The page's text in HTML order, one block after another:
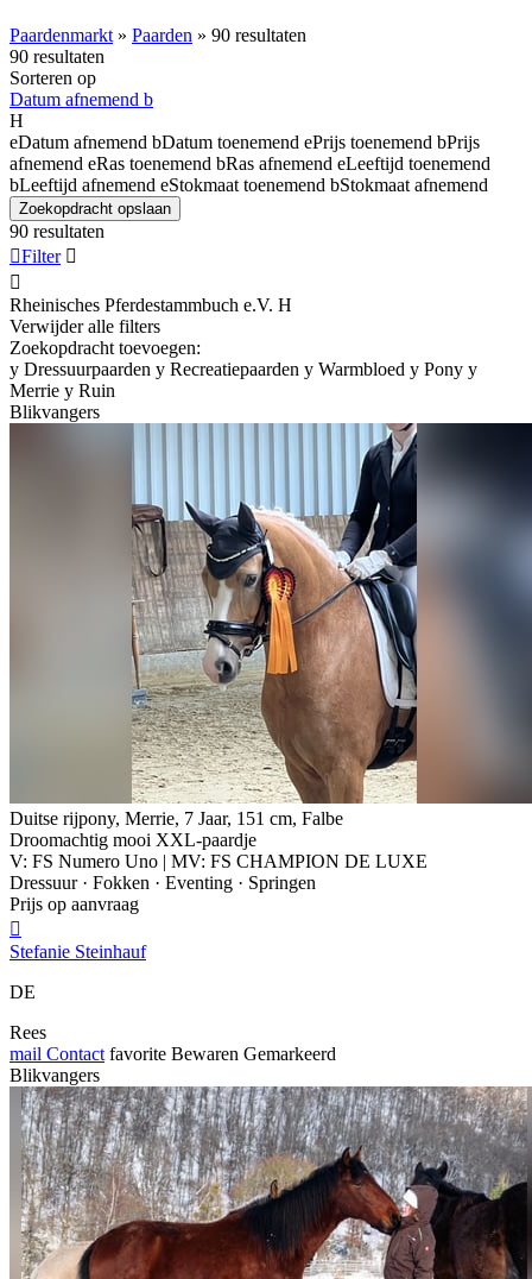
Paardenmarkt » Paarden » 90 resultaten
90 resultaten
Sorteren op
Datum afnemend b
H
eDatum afnemend bDatum toenemend ePrijs toenemend bPrijs
afnemend eRas toenemend bRas afnemend eLeeftijd toenemend
bLeeftijd afnemend eStokmaat toenemend bStokmaat afnemend
Zoekopdracht opslaan
90 resultaten
Filter 

Rheinisches Pferdestammbuch e.V. H
Verwijder alle filters
Zoekopdracht toevoegen:
y Dressuurpaarden y Recreatiepaarden y Warmbloed y Pony y
Merrie y Ruin
Blikvangers
Duitse rijpony, Merrie, 7 Jaar, 151 cm, Falbe
Droomachtig mooi XXL-paardje
V: FS Numero Uno | MV: FS CHAMPION DE LUXE
Dressuur · Fokken · Eventing · Springen
Prijs op aanvraag

Stefanie Steinhauf
DE
Rees
mail Contact favorite Bewaren Gemarkeerd
Blikvangers